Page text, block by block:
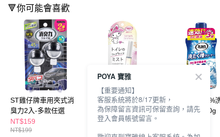
🔻你可能會喜歡
ST雞仔牌車用夾式消
臭力2入-多款任選
NT$159
NT$199
ST雞仔牌廁所消臭噴
霧9ml-花香(包裝隨機
出貨)
NT$139
ST雞仔牌99.9%
除菌清潔劑550g
POYA 寶雅
【重要通知】
客服系統將於8/17更新，
為保障留言資訊可保留查詢，請先
登入會員帳號留言。